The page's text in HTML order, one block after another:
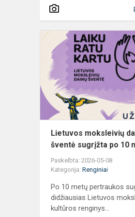
Lietuvos moksleivių
šventė sugrįžta po 10
Paskelbta: 2026-05-08
Kategorija: Renginiai
Po 10 metų pertraukos
didžiausias Lietuvos
kultūros renginys...